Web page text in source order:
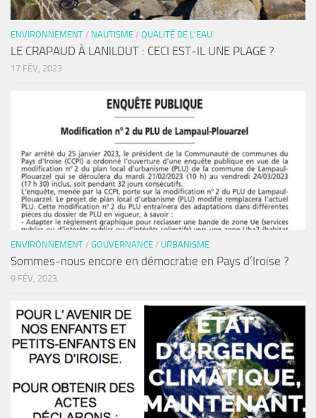
ENVIRONNEMENT / NAUTISME / QUALITÉ DE L'EAU
LE CRAPAUD À LANILDUT : CECI EST-IL UNE PLAGE ?
17 FÉV, 2023
ENVIRONNEMENT / GOUVERNANCE / URBANISME
Sommes-nous encore en démocratie en Pays d’Iroise ?
9 FÉV, 2023